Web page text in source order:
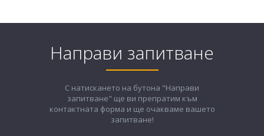
Направи запитване
С натискането на бутона "Направи
запитване" ще ви препратим към
контактната форма и ще очакваме вашето
запитване!